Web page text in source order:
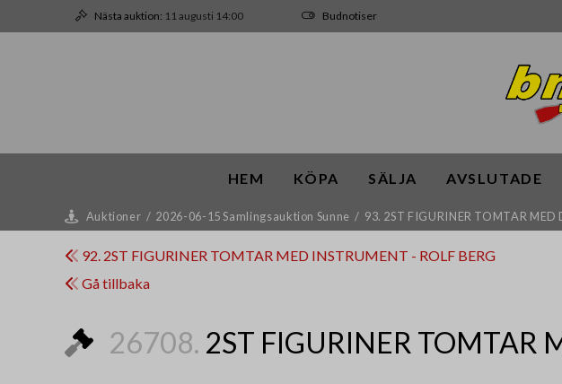
Nästa auktion: 11 augusti 14:00 Budnotiser
HEM KÖPA SÄLJA AVSLUTADE
Auktioner / 2026-06-15 Samlingsauktion Sunne / 93. 2ST FIGURINER TOMTAR MED
92. 2ST FIGURINER TOMTAR MED INSTRUMENT - ROLF BERG
Gå tillbaka
26708. 2ST FIGURINER TOMTAR